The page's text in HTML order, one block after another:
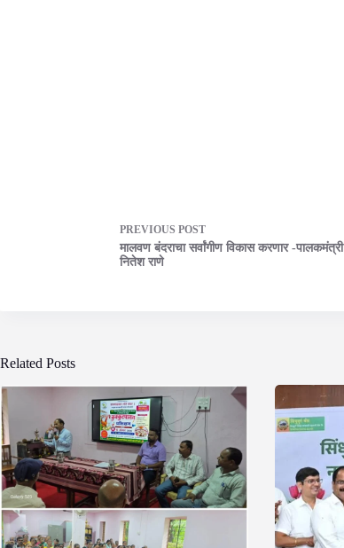
PREVIOUS POST
मालवण बंदराचा सर्वांगीण विकास करणार -पालकमंत्री
नितेश राणे
Related Posts